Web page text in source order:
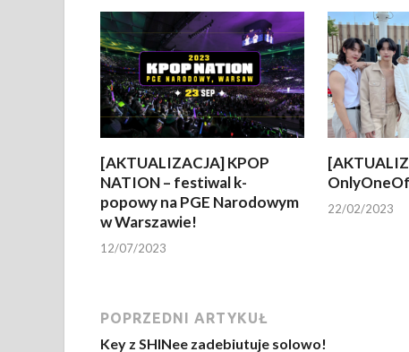
[AKTUALIZACJA] KPOP
NATION – festiwal k-
popowy na PGE Narodowym
w Warszawie!
12/07/2023
22/02/2023
POPRZEDNI ARTYKUŁ
Key z SHINee zadebiutuje solowo!